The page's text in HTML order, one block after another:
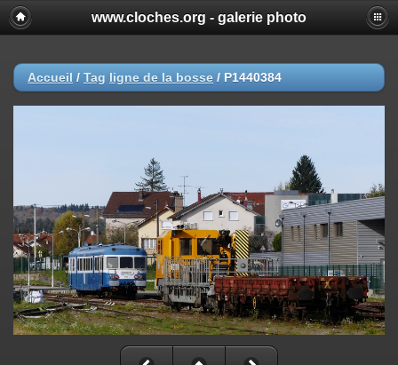
www.cloches.org - galerie photo
Accueil / Tag ligne de la bosse / P1440384